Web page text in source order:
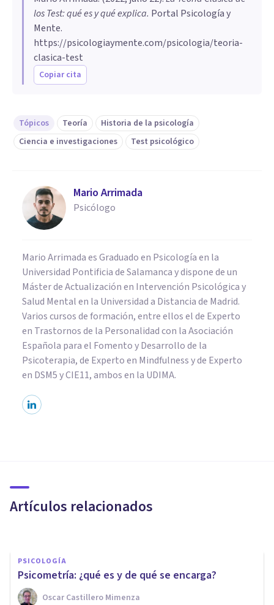
los Test: qué es y qué explica. Portal Psicología y
Mente.
https://psicologiaymente.com/psicologia/teoria-
clasica-test
Copiar cita
Tópicos Teoría
Historia de la psicología
Ciencia e investigaciones
Test psicológico
Mario Arrimada
Psicólogo
Mario Arrimada es Graduado en Psicología en la
Universidad Pontificia de Salamanca y dispone de un
Máster de Actualización en Intervención Psicológica y
Salud Mental en la Universidad a Distancia de Madrid.
Varios cursos de formación, entre ellos el de Experto
en Trastornos de la Personalidad con la Asociación
Española para el Fomento y Desarrollo de la
Psicoterapia, de Experto en Mindfulness y de Experto
en DSM5 y CIE11, ambos en la UDIMA.
Artículos relacionados
ciencia)
PSICOLOGÍA
Psicometría: ¿qué es y de qué se encarga?
Oscar Castillero Mimenza